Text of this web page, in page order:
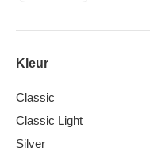
Kleur
Classic
Classic Light
Silver